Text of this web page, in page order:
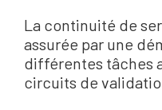
La continuité de
assurée par une
différentes tâches
circuits de